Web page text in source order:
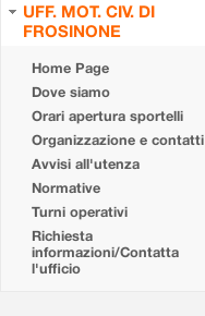
UFF. MOT. CIV. DI
FROSINONE
Home Page
Dove siamo
Orari apertura sportelli
Organizzazione e contatti
Avvisi all'utenza
Normative
Turni operativi
Richiesta
informazioni/Contatta
l'ufficio